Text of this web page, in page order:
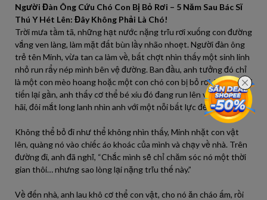
Người Đàn Ông Cứu Chó Con Bị Bỏ Rơi – 5 Năm Sau Bác Sĩ
Thú Y Hét Lên: Đây Không Phải Là Chó!
Trời mưa tầm tã, những hạt nước nặng trĩu rơi xuống con đường
vắng ven làng, làm mặt đất bùn lầy nhão nhoẹt. Người đàn ông
trẻ tên Minh, vừa tan ca làm về, bất chợt nhìn thấy một sinh linh
nhỏ run rẩy nép mình bên vệ đường. Ban đầu, anh tưởng đó chỉ
là một con mèo hoang hoặc một con chó con bị bỏ rơi. Nhưng khi
tiến lại gần, anh thấy cơ thể bé xíu đó đang run lên vì lạnh và sợ
hãi, đôi mắt long lanh nhìn anh với một nỗi bất lực đến thắt lòng
Không thể bỏ đi như thể không nhìn thấy, Minh nhặt con vật
lên, quàng nó vào chiếc áo khoác của mình và chạy về nhà. Trên
đường đi, anh đã nghĩ, “Chắc mình sẽ chỉ chăm sóc nó một thời
gian thôi… nhưng sao lòng lại nặng trĩu thế này.”
Về đến nhà, anh lau khô cơ thể con vật, cho nó ăn cháo ấm, rồi